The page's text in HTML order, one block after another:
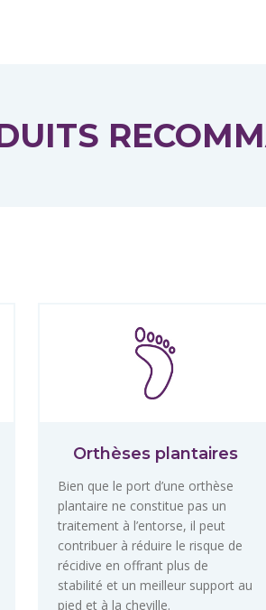
Orthèses plantaires
Bien que le port d’une orthèse
plantaire ne constitue pas un
traitement à l’entorse, il peut
contribuer à réduire le risque de
récidive en offrant plus de
stabilité et un meilleur support au
pied et à la cheville.